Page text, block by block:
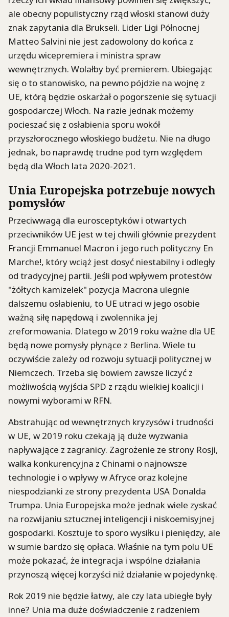
ale obecny populistyczny rząd włoski stanowi duży
znak zapytania dla Brukseli. Lider Ligi Północnej
Matteo Salvini nie jest zadowolony do końca z
urzędu wicepremiera i ministra spraw
wewnętrznych. Wolałby być premierem. Ubiegając
się o to stanowisko, na pewno pójdzie na wojnę z
UE, którą będzie oskarżał o pogorszenie się sytuacji
gospodarczej Włoch. Na razie jednak możemy
pocieszać się z osłabienia sporu wokół
przyszłorocznego włoskiego budżetu. Nie na długo
jednak, bo naprawdę trudne pod tym względem
będą dla Włoch lata 2020-2021.
Unia Europejska potrzebuje nowych
pomysłów
Przeciwwagą dla eurosceptyków i otwartych
przeciwników UE jest w tej chwili głównie prezydent
Francji Emmanuel Macron i jego ruch polityczny En
Marche!, który wciąż jest dosyć niestabilny i odległy
od tradycyjnej partii. Jeśli pod wpływem protestów
"żółtych kamizelek" pozycja Macrona ulegnie
dalszemu osłabieniu, to UE utraci w jego osobie
ważną siłę napędową i zwolennika jej
zreformowania. Dlatego w 2019 roku ważne dla UE
będą nowe pomysły płynące z Berlina. Wiele tu
oczywiście zależy od rozwoju sytuacji politycznej w
Niemczech. Trzeba się bowiem zawsze liczyć z
możliwością wyjścia SPD z rządu wielkiej koalicji i
nowymi wyborami w RFN.
Abstrahując od wewnętrznych kryzysów i trudności
w UE, w 2019 roku czekają ją duże wyzwania
napływające z zagranicy. Zagrożenie ze strony Rosji,
walka konkurencyjna z Chinami o najnowsze
technologie i o wpływy w Afryce oraz kolejne
niespodzianki ze strony prezydenta USA Donalda
Trumpa. Unia Europejska może jednak wiele zyskać
na rozwijaniu sztucznej inteligencji i niskoemisyjnej
gospodarki. Kosztuje to sporo wysiłku i pieniędzy, ale
w sumie bardzo się opłaca. Właśnie na tym polu UE
może pokazać, że integracja i wspólne działania
przynoszą więcej korzyści niż działanie w pojedynkę.
Rok 2019 nie będzie łatwy, ale czy lata ubiegłe były
inne? Unia ma duże doświadczenie z radzeniem